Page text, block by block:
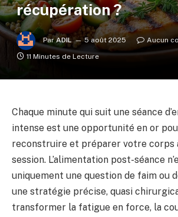
récupération ?
Par ADIL 5 août 2025
Aucun
11 Minutes de Lecture
Chaque minute qui suit une séance
intense est une opportunité en or
reconstruire et préparer votre corps
session. L’alimentation post-séance
uniquement une question de faim ou
une stratégie précise, quasi
transformer la fatigue en force, la